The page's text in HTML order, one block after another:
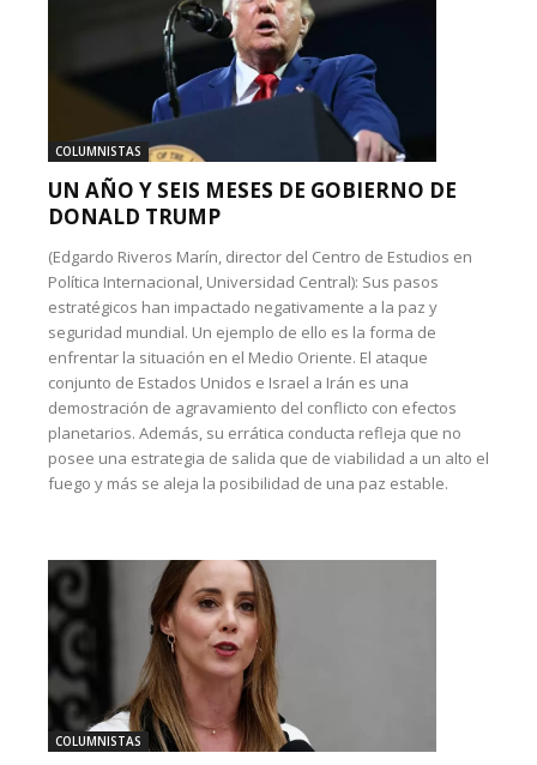
COLUMNISTAS
UN AÑO Y SEIS MESES DE GOBIERNO DE
DONALD TRUMP
(Edgardo Riveros Marín, director del Centro de Estudios en
Política Internacional, Universidad Central): Sus pasos
estratégicos han impactado negativamente a la paz y
seguridad mundial. Un ejemplo de ello es la forma de
enfrentar la situación en el Medio Oriente. El ataque
conjunto de Estados Unidos e Israel a Irán es una
demostración de agravamiento del conflicto con efectos
planetarios. Además, su errática conducta refleja que no
posee una estrategia de salida que de viabilidad a un alto el
fuego y más se aleja la posibilidad de una paz estable.
COLUMNISTAS